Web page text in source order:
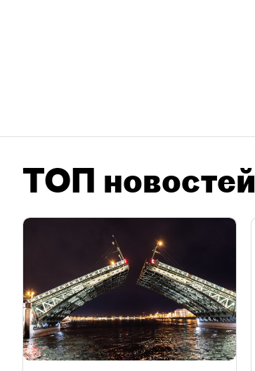
ТОП новостей